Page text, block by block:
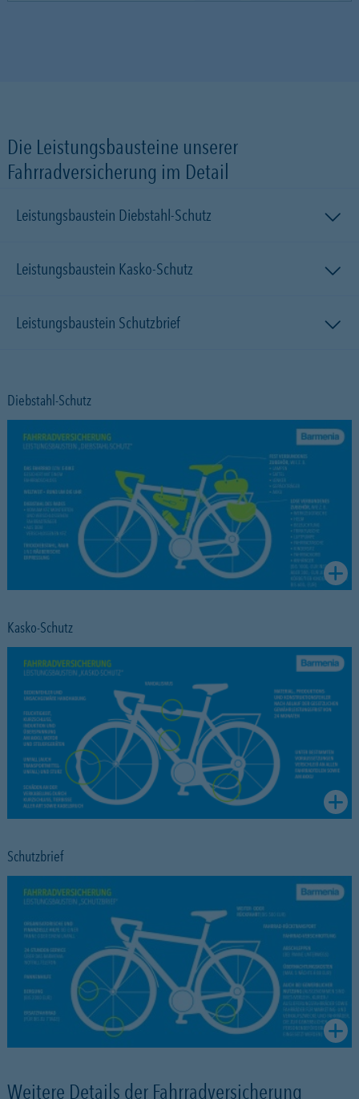
Die Leistungsbausteine unserer
Fahrradversicherung im Detail
Leistungsbaustein Diebstahl-Schutz
Leistungsbaustein Kasko-Schutz
Leistungsbaustein Schutzbrief
Diebstahl-Schutz
Kasko-Schutz
Schutzbrief
Weitere Details der Fahrradversicherung